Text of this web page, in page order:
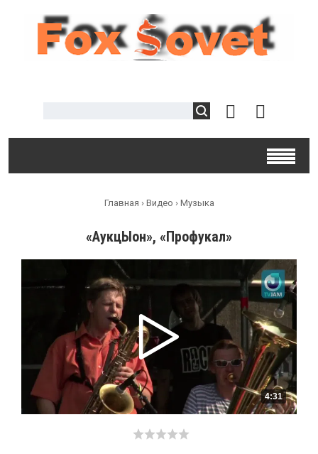
Главная › Видео › Музыка
«АукцЫон», «Профукал»
4:31